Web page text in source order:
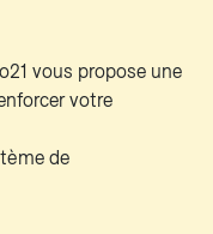
vous propose une
votre
de